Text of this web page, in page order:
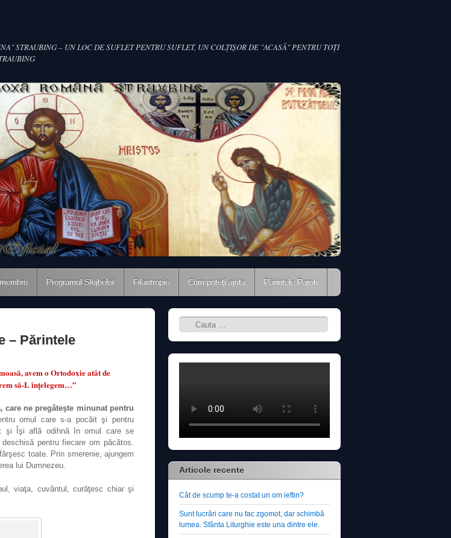
STRAUBING – UN LOC DE SUFLET PENTRU SUFLET, UN COLŢIŞOR DE "ACASĂ" PENTRU TOŢI
Programul Slujbelor Filantropie Cum puteţi ajuta Părintele Paroh
– Părintele
avem o Ortodoxie atât de
să-L înţelegem…”
care ne pregăteşte minunat pentru
omul care s-a pocăit şi pentru
şi Îşi află odihnă în omul care se
pentru fiecare om păcătos.
toate. Prin smerenie, ajungem
lui Dumnezeu.
viaţa, cuvântul, curăţesc chiar şi
Search
Articole recente
Cât de scump te-a costat un om ieftin?
Sunt lucrări care nu fac zgomot, dar schimbă
lumea. Sfânta Liturghie este una dintre ele.